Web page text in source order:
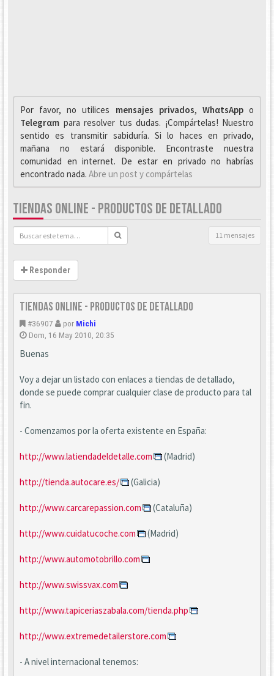
Por favor, no utilices mensajes privados, WhαtsAppo
Telegrαm para resolver tus dudas. ¡Compártelas! Nuestro
sentido es transmitir sabiduría. Si lo haces en privado,
mañana no estará disponible. Encontraste nuestra
comunidad en internet. De estar en privado no habrías
encontrado nada. Abre un post y compártelas
TIENDAS ONLINE - PRODUCTOS DE DETALLADO
11 mensajes
Responder
Tiendas Online - Productos de detallado
#36907 por Michi
Dom, 16 May 2010, 20:35
Buenas
Voy a dejar un listado con enlaces a tiendas de detallado,
donde se puede comprar cualquier clase de producto para tal
fin.
- Comenzamos por la oferta existente en España:
http://www.latiendadeldetalle.com (Madrid)
http://tienda.autocare.es/ (Galicia)
http://www.carcarepassion.com (Cataluña)
http://www.cuidatucoche.com (Madrid)
http://www.automotobrillo.com
http://www.swissvax.com
http://www.tapiceriaszabala.com/tienda.php
http://www.extremedetailerstore.com
- A nivel internacional tenemos: